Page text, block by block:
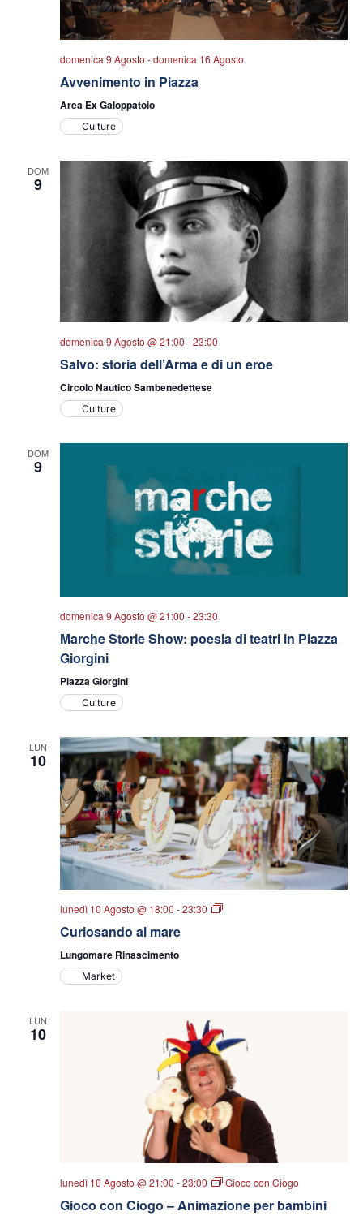
domenica 9 Agosto -domenica 16 Agosto
Avvenimento in Piazza
Area Ex Galoppatoio
Culture
DOM
9
domenica 9 Agosto @ 21:00 -23:00
Salvo: storia dell’Arma e di un eroe
Circolo Nautico Sambenedettese
Culture
DOM
9
domenica 9 Agosto @ 21:00 -23:30
Marche Storie Show: poesia di teatri in Piazza
Giorgini
Piazza Giorgini
Culture
LUN
10
lunedì 10 Agosto @ 18:00 -23:30
Curiosando
Curiosando al mare
Lungomare Rinascimento
Market
LUN
10
lunedì 10 Agosto @ 21:00 -23:00 Gioco con Ciogo
Gioco con Ciogo – Animazione per bambini